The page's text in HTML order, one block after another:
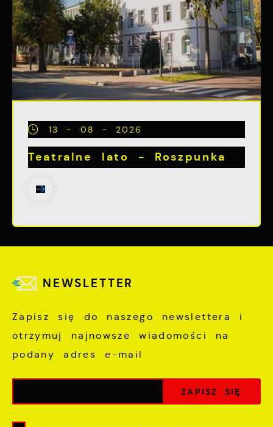
13 - 08 - 2026
Teatralne lato - Roszpunka
NEWSLETTER
Zapisz się do naszego newslettera i
otrzymuj najnowsze wiadomości na
podany adres e-mail